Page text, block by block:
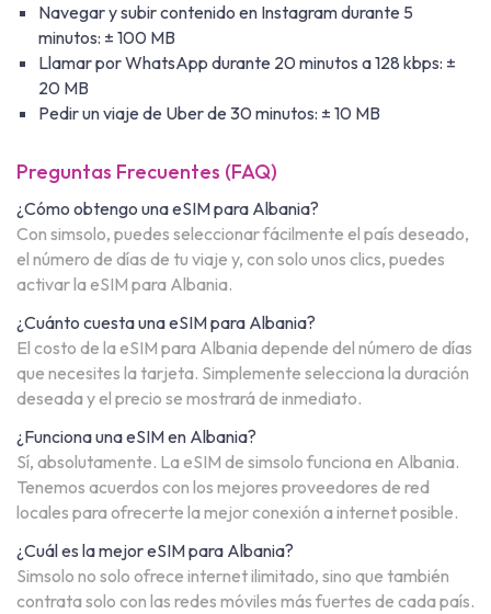
Navegar y subir contenido en Instagram durante 5
minutos: ± 100 MB
Llamar por WhatsApp durante 20 minutos a 128 kbps: ±
20 MB
Pedir un viaje de Uber de 30 minutos: ± 10 MB
Preguntas Frecuentes (FAQ)
¿Cómo obtengo una eSIM para Albania?
Con simsolo, puedes seleccionar fácilmente el país deseado,
el número de días de tu viaje y, con solo unos clics, puedes
activar la eSIM para Albania.
¿Cuánto cuesta una eSIM para Albania?
El costo de la eSIM para Albania depende del número de días
que necesites la tarjeta. Simplemente selecciona la duración
deseada y el precio se mostrará de inmediato.
¿Funciona una eSIM en Albania?
Sí, absolutamente. La eSIM de simsolo funciona en Albania.
Tenemos acuerdos con los mejores proveedores de red
locales para ofrecerte la mejor conexión a internet posible.
¿Cuál es la mejor eSIM para Albania?
Simsolo no solo ofrece internet ilimitado, sino que también
contrata solo con las redes móviles más fuertes de cada país.